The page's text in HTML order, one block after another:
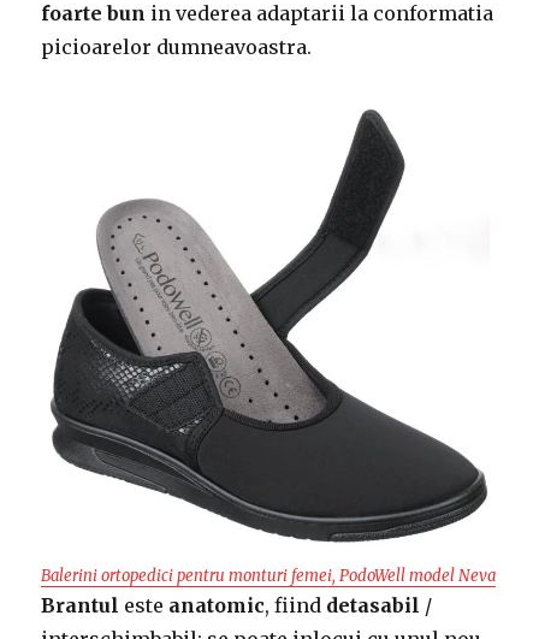
foarte bun in vederea adaptarii la conformatia
picioarelor dumneavoastra.
Balerini ortopedici pentru monturi femei, PodoWell model Neva
Brantul este anatomic, fiind detasabil /